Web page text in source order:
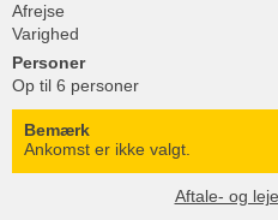
Afrejse
Varighed
Personer
Op til 6 personer
Bemærk
Ankomst er ikke valgt.
Aftale- og